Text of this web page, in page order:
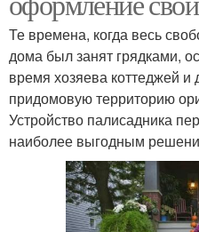
Те времена, когда весь
дома был занят грядками,
время хозяева коттеджей и
придомовую территорию
Устройство палисадника
наиболее выгодным